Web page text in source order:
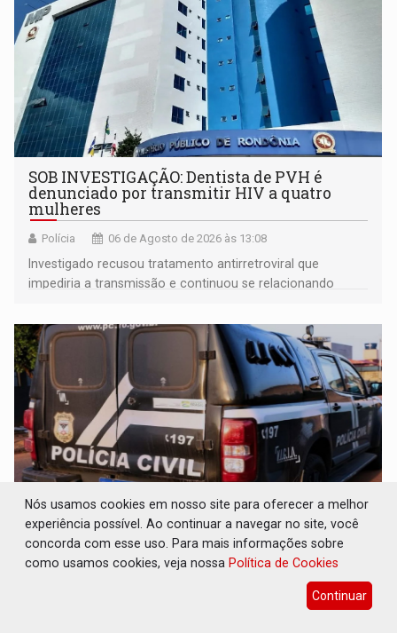
SOB INVESTIGAÇÃO: Dentista de PVH é
denunciado por transmitir HIV a quatro
mulheres
Polícia 06 de Agosto de 2026 às 13:08
Investigado recusou tratamento antirretroviral que
impediria a transmissão e continuou se relacionando
ESQUEMA DE FRAUDES: Polícia Civil
deflagra a terceira fase da Operação
Nós usamos cookies em nosso site para oferecer a melhor
experiência possível. Ao continuar a navegar no site, você
concorda com esse uso. Para mais informações sobre
como usamos cookies, veja nossa Política de Cookies
Continuar